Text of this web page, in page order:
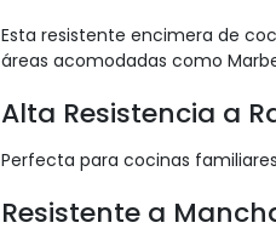
Esta resistente encimera de
áreas acomodadas como
Alta Resistencia a
Perfecta para cocinas
Resistente a